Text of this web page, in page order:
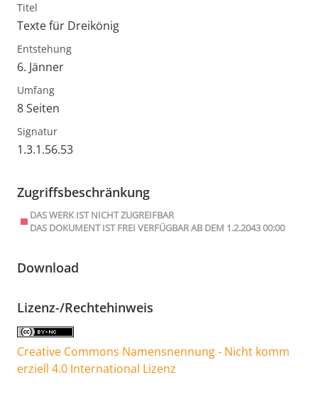
Titel
Texte für Dreikönig
Entstehung
6. Jänner
Umfang
8 Seiten
Signatur
1.3.1.56.53
Zugriffsbeschränkung
DAS WERK IST NICHT ZUGREIFBAR
DAS DOKUMENT IST FREI VERFÜGBAR AB DEM 1.2.2043 00:00
Download
Lizenz-/Rechtehinweis
Creative Commons Namensnennung - Nicht komm
erziell 4.0 International Lizenz